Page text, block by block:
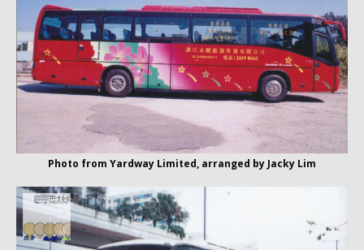
Photo from Yardway Limited, arranged by Jacky Lim